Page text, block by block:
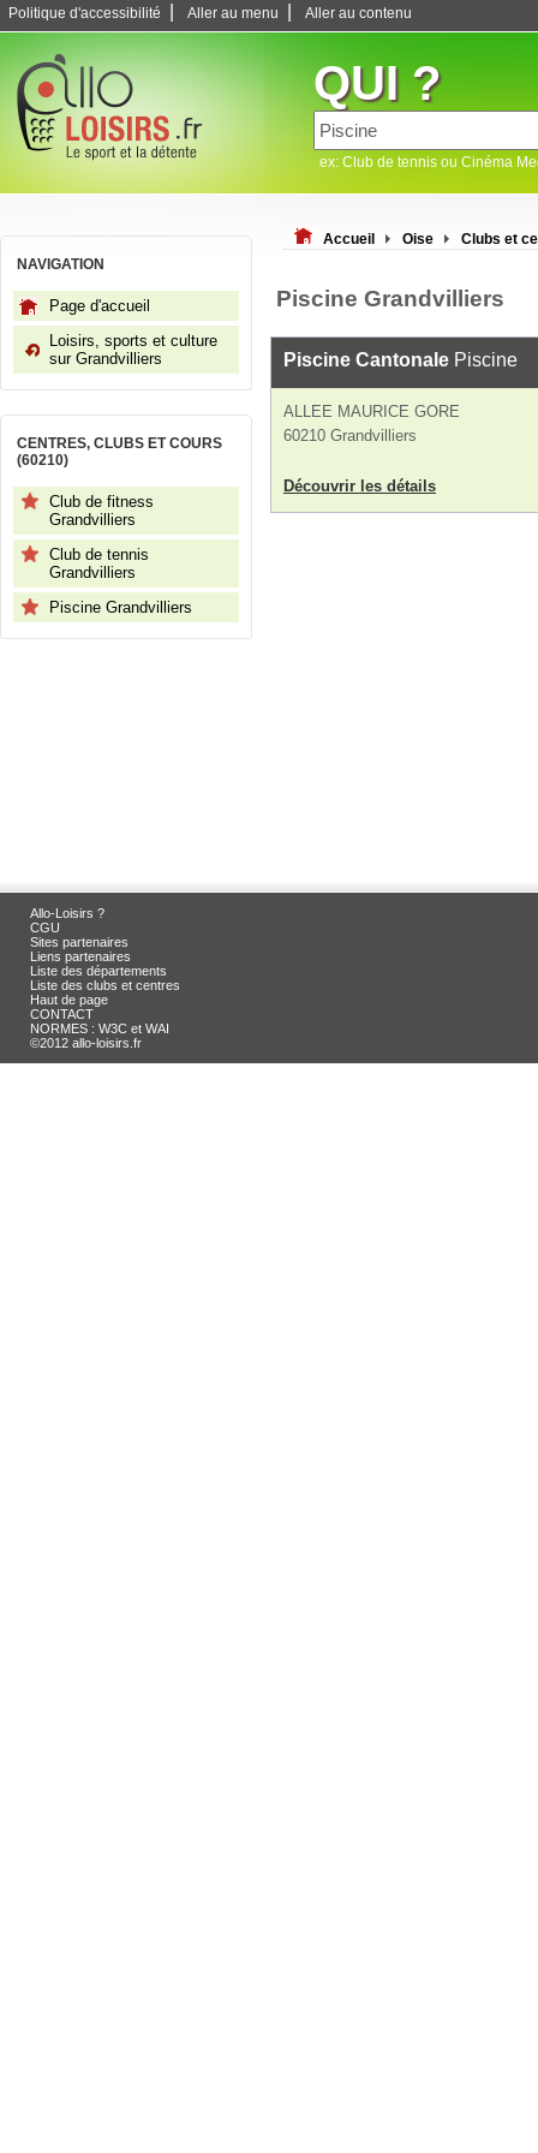
Politique d'accessibilité Aller au menu Aller au contenu
QUI ?
ex: Club de tennis ou Cinéma
NAVIGATION
Page d'accueil
Loisirs, sports et culture
sur Grandvilliers
CENTRES, CLUBS ET COURS
(60210)
Club de fitness
Grandvilliers
Club de tennis
Grandvilliers
Piscine Grandvilliers
Accueil Oise Clubs et
Piscine Grandvilliers
Piscine Cantonale Piscine
ALLEE MAURICE GORE
60210 Grandvilliers
Découvrir les détails
Allo-Loisirs ?
CGU
Sites partenaires
Liens partenaires
Liste des départements
Liste des clubs et centres
Haut de page
CONTACT
NORMES : W3C et WAI
©2012 allo-loisirs.fr